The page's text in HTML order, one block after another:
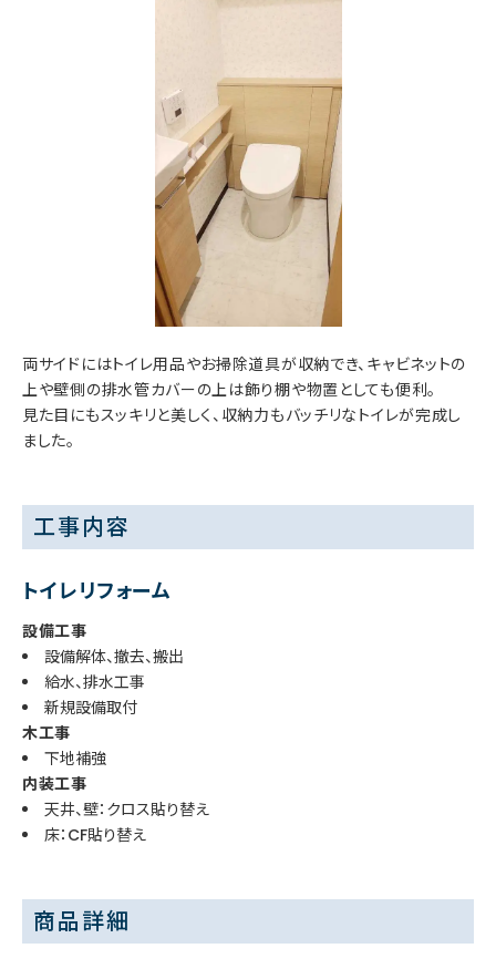
両サイドにはトイレ用品やお掃除道具が収納でき、キャビネットの
上や壁側の排水管カバーの上は飾り棚や物置としても便利。
見た目にもスッキリと美しく、収納力もバッチリなトイレが完成し
ました。
工事内容
トイレリフォーム
設備工事
設備解体、撤去、搬出
給水、排水工事
新規設備取付
木工事
下地補強
内装工事
天井、壁：クロス貼り替え
床：CF貼り替え
商品詳細